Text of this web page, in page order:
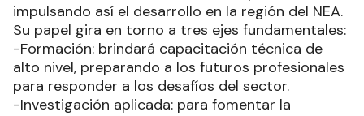
impulsando así el desarrollo en la región del NEA.
Su papel gira en torno a tres ejes fundamentales:
-Formación: brindará capacitación técnica de
alto nivel, preparando a los futuros profesionales
para responder a los desafíos del sector.
-Investigación aplicada: para fomentar la